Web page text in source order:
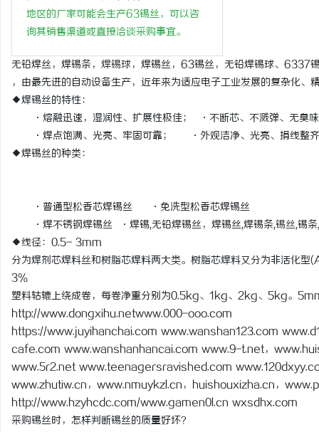
地区的厂家可能会生产63锡丝，可以咨
询其销售渠道或直接洽谈采购事宜。
无铅焊丝，焊锡条， 焊锡球，焊锡丝，63锡丝，无铅焊锡球、6337
，由最先进的自动设备生产，近年来为适应电子工业发展的复杂化
◆焊锡丝的特性：
·熔融迅速，湿润性、扩展性极佳； ·不断芯、不溅弹、无臭
·焊点饱满、光亮、牢固可靠； ·外观洁净、光亮、捐线整
◆焊锡丝的种类：
·普通型松香芯焊锡丝 ·免洗型松香芯焊锡丝
·焊不锈钢焊锡丝 ·焊锡,无铅焊锡丝，焊锡丝,焊锡条,锡丝,锡
◆线径：0.5- 3mm
分为焊剂芯焊料丝和树脂芯焊料两大类。树脂芯焊料又分为非活化
3％
塑料轱辘上绕成卷，每卷净重分别为0.5kg、1kg、2kg、5kg。
http://www.dongxihu.netwww.000-ooo.com
https://www.juyihanchai.com www.wanshan123.com
cafe.com www.wanshanhancai.com www.9-t.net，
www.5r2.net www.teenagersravished.com
www.zhutiw.cn，www.nmuykzl.cn，huishouxizha.cn，
http://www.hzyhcdc.com/www.gamen0l.cn wxsdhx.com
采购锡丝时，怎样判断锡丝的质量好坏？